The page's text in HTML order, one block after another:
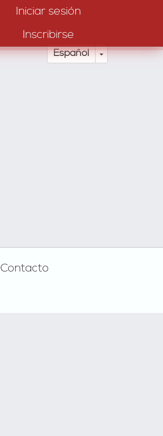
Iniciar sesión
Inscribirse
Español Toggle
Contacto